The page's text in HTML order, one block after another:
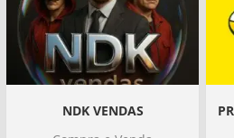
NDK VENDAS